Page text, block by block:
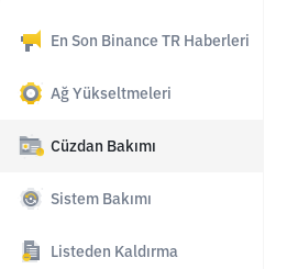
En Son Binance TR Haberleri
Ağ Yükseltmeleri
Cüzdan Bakımı
Sistem Bakımı
Listeden Kaldırma